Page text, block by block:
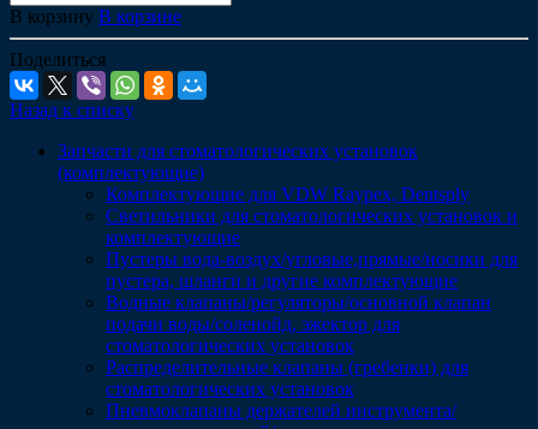
В корзину В корзине
Поделиться
Назад к списку
Запчасти для стоматологических установок
(комплектующие)
Комплектующие для VDW Raypex, Dentsply
Светильники для стоматологических установок и
комплектующие
Пустеры вода-воздух/угловые,прямые/носики для
пустера, шланги и другие комплектующие
Водные клапаны/регуляторы/основной клапан
подачи воды/соленойд, эжектор для
стоматологических установок
Распределительные клапаны (гребенки) для
стоматологических установок
Пневмоклапаны держателей инструмента/